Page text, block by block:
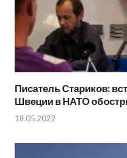
Писатель Стариков:
Швеции в НАТО
18.05.2022